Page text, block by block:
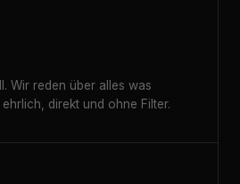
Wir reden über alles was
direkt und ohne Filter.